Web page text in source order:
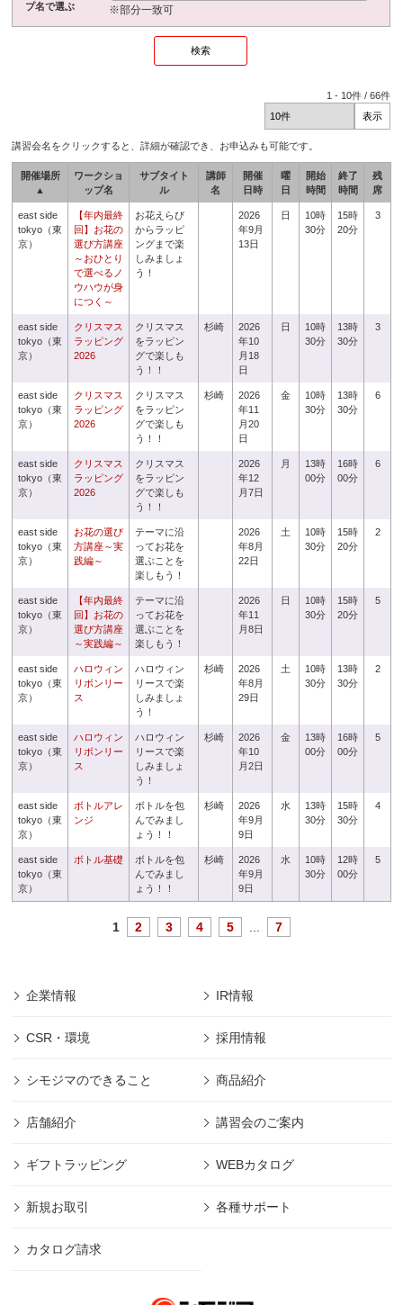
プ名で選ぶ
※部分一致可
1 - 10件 /66件
講習会名をクリックすると、詳細が確認でき、お申込みも可能です。
開催場所
▲
ワークショ
ップ名
サブタイト
ル
講師
名
開催
日時
曜
日
開始
時間
終了
時間
残
席
east side
tokyo（東
京）
【年内最終
回】お花の
選び方講座
～おひとり
で選べるノ
ウハウが身
につく～
お花えらび
からラッピ
ングまで楽
しみましょ
う！
2026
年9月
13日
日
10時
30分
15時
20分
3
east side
tokyo（東
京）
クリスマス
ラッピング
2026
クリスマス
をラッピン
グで楽しも
う！！
杉崎
2026
年10
月18
日
日
10時
30分
13時
30分
3
east side
tokyo（東
京）
クリスマス
ラッピング
2026
クリスマス
をラッピン
グで楽しも
う！！
杉崎
2026
年11
月20
日
金
10時
30分
13時
30分
6
east side
tokyo（東
京）
クリスマス
ラッピング
2026
クリスマス
をラッピン
グで楽しも
う！！
2026
年12
月7日
月
13時
00分
16時
00分
6
east side
tokyo（東
京）
お花の選び
方講座～実
践編～
テーマに沿
ってお花を
選ぶことを
楽しもう！
2026
年8月
22日
土
10時
30分
15時
20分
2
east side
tokyo（東
京）
【年内最終
回】お花の
選び方講座
～実践編～
テーマに沿
ってお花を
選ぶことを
楽しもう！
2026
年11
月8日
日
10時
30分
15時
20分
5
east side
tokyo（東
京）
ハロウィン
リボンリー
ス
ハロウィン
リースで楽
しみましょ
う！
杉崎
2026
年8月
29日
土
10時
30分
13時
30分
2
east side
tokyo（東
京）
ハロウィン
リボンリー
ス
ハロウィン
リースで楽
しみましょ
う！
杉崎
2026
年10
月2日
金
13時
00分
16時
00分
5
east side
tokyo（東
京）
ボトルアレ
ンジ
ボトルを包
んでみまし
ょう！！
杉崎
2026
年9月
9日
水
13時
30分
15時
30分
4
east side
tokyo（東
京）
ボトル基礎
ボトルを包
んでみまし
ょう！！
杉崎
2026
年9月
9日
水
10時
30分
12時
00分
5
1 2 3 4 5 7
企業情報 IR情報
CSR・環境 採用情報
シモジマのできること 商品紹介
店舗紹介 講習会のご案内
ギフトラッピング WEBカタログ
新規お取引 各種サポート
カタログ請求